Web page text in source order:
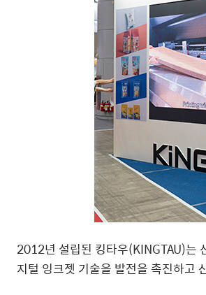
2012년 설립된 킹타우(KINGTAU)는
지털 잉크젯 기술을 발전을 촉진하고